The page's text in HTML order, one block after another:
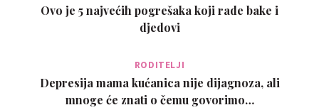
Ovo je 5 najvećih pogrešaka koji rade bake i
djedovi
RODITELJI
Depresija mama kućanica nije dijagnoza, ali
mnoge će znati o čemu govorimo…